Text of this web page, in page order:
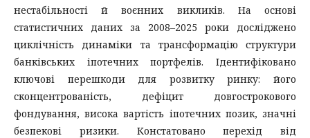
нестабільності й воєнних викликів. На основі
статистичних даних за 2008–2025 роки досліджено
циклічність динаміки та трансформацію структури
банківських іпотечних портфелів. Ідентифіковано
ключові перешкоди для розвитку ринку: його
сконцентрованість, дефіцит довгострокового
фондування, висока вартість іпотечних позик, значні
безпекові ризики. Констатовано перехід від